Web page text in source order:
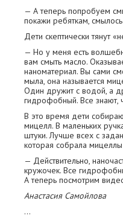
— А теперь попробуем
покажи ребяткам,
Дети скептически тянут
— Но у меня есть
вам смыть масло.
наноматериал. Вы сами
мыла, она называется
Один дружит с водой, а
гидрофобный. Все знают,
В это время дети
мицелл. В маленьких
штуки. Лучше всех с
которая собрала мицеллы
— Действительно,
кружочек. Все
А теперь посмотрим
Анастасия Самойлова
…